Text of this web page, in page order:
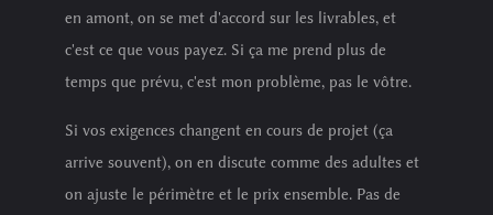
en amont, on se met d'accord sur les livrables, et
c'est ce que vous payez. Si ça me prend plus de
temps que prévu, c'est mon problème, pas le vôtre.
Si vos exigences changent en cours de projet (ça
arrive souvent), on en discute comme des adultes et
on ajuste le périmètre et le prix ensemble. Pas de